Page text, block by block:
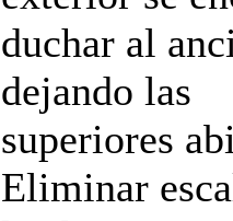
duchar al
dejando las
superiores
Eliminar